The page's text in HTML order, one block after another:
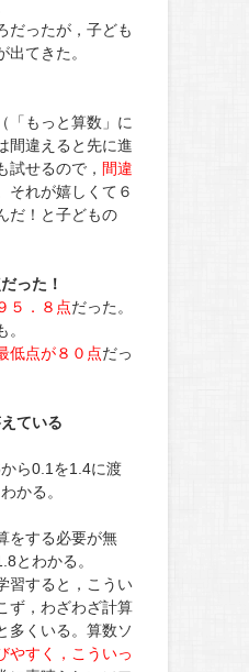
だったが，子ども
てきた。
「もっと算数」に
間違えると先に進
試せるので， 間違
それが嬉しくて６
だ！と子どもの
った！
５．８点だった。
。
低点が８０点だっ
ている
ら0.1を1.4に渡
かる。
をする必要が無
とわかる。
習すると，こうい
ず，わざわざ計算
多くいる。算数ソ
やすく，こういっ